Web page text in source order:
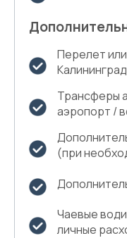
Перелет
Трансферы
аэропорт /
(при
Чаевые
личные